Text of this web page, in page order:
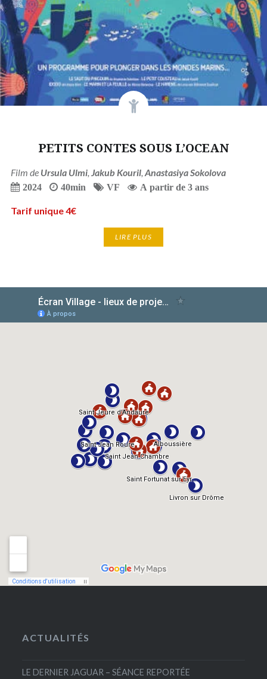
PETITS CONTES SOUS L’OCEAN
Film de Ursula Ulmi, Jakub Kouril, Anastasiya Sokolova
2024 40min VF A partir de 3 ans
Tarif unique 4€
LIRE PLUS
ACTUALITÉS
LE DERNIER JAGUAR – SÉANCE REPORTÉE